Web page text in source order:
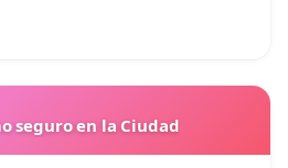
seguro en la Ciudad